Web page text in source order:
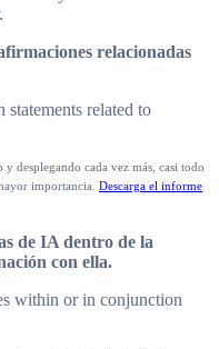
relacionadas
desplegando cada vez más, casi todo
importancia. Descarga el informe
de IA dentro de la
con ella.